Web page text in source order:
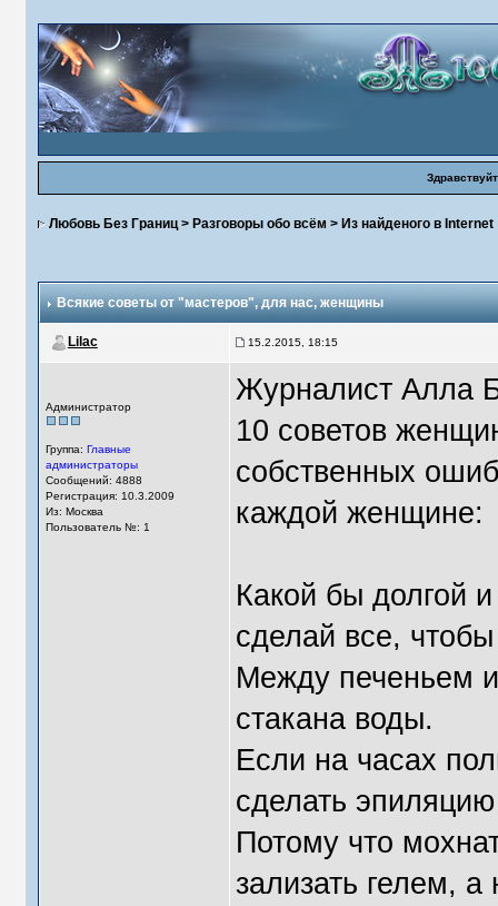
Любовь Без Границ> Разговоры обо всём > Из найденого в Internet
Всякие советы от "мастеров", для нас, женщины
Lilac 15.2.2015, 18:15
Администратор
Группа: Главные
администраторы
Сообщений: 4888
Регистрация: 10.3.2009
Из: Москва
Пользователь №: 1
Журналист Алла
10 советов
собственных
каждой женщине:
Какой бы долгой
сделай все,
Между печеньем
стакана воды.
Если на часах
сделать
Потому что
зализать гелем, а